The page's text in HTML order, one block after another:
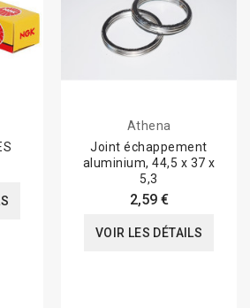
Athena
Joint échappement
aluminium, 44,5 x 37 x
5,3
2,59 €
VOIR LES DÉTAILS